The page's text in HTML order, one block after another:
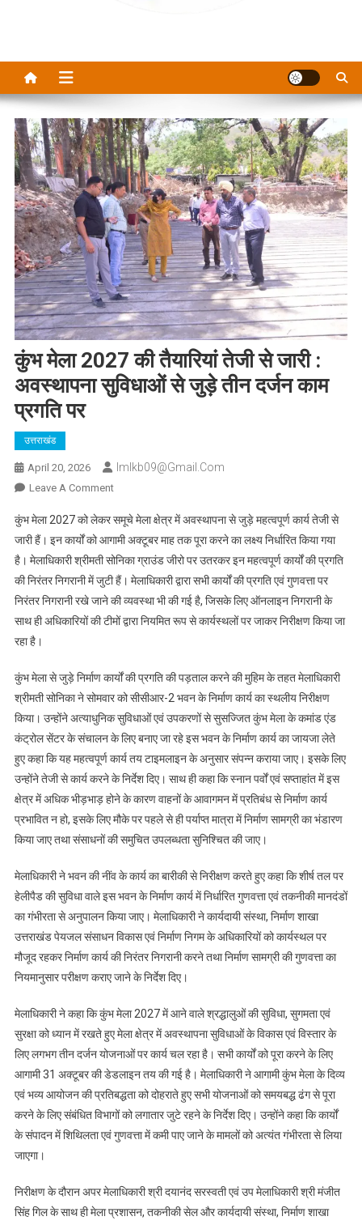
कुंभ मेला 2027 की तैयारियां तेजी से जारी :
अवस्थापना सुविधाओं से जुड़े तीन दर्जन काम
प्रगति पर
उत्तराखंड
April 20, 2026 Imlkb09@gmail.com
Leave A CommentOn
मेला
2027
की
तैयारियां
तेजी
से
अवस्थापना
सुविधाओं
जुड़े
दर्जन
काम
प्रगति
पर
कुंभ मेला 2027 को लेकर समूचे मेला क्षेत्र में अवस्थापना से जुड़े महत्वपूर्ण कार्य तेजी से
जारी हैं। इन कार्यों को आगामी अक्टूबर माह तक पूरा करने का लक्ष्य निर्धारित किया गया
है। मेलाधिकारी श्रीमती सोनिका ग्राउंड जीरो पर उतरकर इन महत्वपूर्ण कार्यों की प्रगति
की निरंतर निगरानी में जुटी हैं। मेलाधिकारी द्वारा सभी कार्यों की प्रगति एवं गुणवत्ता पर
निरंतर निगरानी रखे जाने की व्यवस्था भी की गई है, जिसके लिए ऑनलाइन निगरानी के
साथ ही अधिकारियों की टीमों द्वारा नियमित रूप से कार्यस्थलों पर जाकर निरीक्षण किया जा
रहा है।
कुंभ मेला से जुड़े निर्माण कार्यों की प्रगति की पड़ताल करने की मुहिम के तहत मेलाधिकारी
श्रीमती सोनिका ने सोमवार को सीसीआर-2 भवन के निर्माण कार्य का स्थलीय निरीक्षण
किया। उन्होंने अत्याधुनिक सुविधाओं एवं उपकरणों से सुसज्जित कुंभ मेला के कमांड एंड
कंट्रोल सेंटर के संचालन के लिए बनाए जा रहे इस भवन के निर्माण कार्य का जायजा लेते
हुए कहा कि यह महत्वपूर्ण कार्य तय टाइमलाइन के अनुसार संपन्न कराया जाए। इसके लिए
उन्होंने तेजी से कार्य करने के निर्देश दिए। साथ ही कहा कि स्नान पर्वों एवं सप्ताहांत में इस
क्षेत्र में अधिक भीड़भाड़ होने के कारण वाहनों के आवागमन में प्रतिबंध से निर्माण कार्य
प्रभावित न हो, इसके लिए मौके पर पहले से ही पर्याप्त मात्रा में निर्माण सामग्री का भंडारण
किया जाए तथा संसाधनों की समुचित उपलब्धता सुनिश्चित की जाए।
मेलाधिकारी ने भवन की नींव के कार्य का बारीकी से निरीक्षण करते हुए कहा कि शीर्ष तल पर
हेलीपैड की सुविधा वाले इस भवन के निर्माण कार्य में निर्धारित गुणवत्ता एवं तकनीकी मानदंडों
का गंभीरता से अनुपालन किया जाए। मेलाधिकारी ने कार्यदायी संस्था, निर्माण शाखा
उत्तराखंड पेयजल संसाधन विकास एवं निर्माण निगम के अधिकारियों को कार्यस्थल पर
मौजूद रहकर निर्माण कार्य की निरंतर निगरानी करने तथा निर्माण सामग्री की गुणवत्ता का
नियमानुसार परीक्षण कराए जाने के निर्देश दिए।
मेलाधिकारी ने कहा कि कुंभ मेला 2027 में आने वाले श्रद्धालुओं की सुविधा, सुगमता एवं
सुरक्षा को ध्यान में रखते हुए मेला क्षेत्र में अवस्थापना सुविधाओं के विकास एवं विस्तार के
लिए लगभग तीन दर्जन योजनाओं पर कार्य चल रहा है। सभी कार्यों को पूरा करने के लिए
आगामी 31 अक्टूबर की डेडलाइन तय की गई है। मेलाधिकारी ने आगामी कुंभ मेला के दिव्य
एवं भव्य आयोजन की प्रतिबद्धता को दोहराते हुए सभी योजनाओं को समयबद्ध ढंग से पूरा
करने के लिए संबंधित विभागों को लगातार जुटे रहने के निर्देश दिए। उन्होंने कहा कि कार्यों
के संपादन में शिथिलता एवं गुणवत्ता में कमी पाए जाने के मामलों को अत्यंत गंभीरता से लिया
जाएगा।
निरीक्षण के दौरान अपर मेलाधिकारी श्री दयानंद सरस्वती एवं उप मेलाधिकारी श्री मंजीत
सिंह गिल के साथ ही मेला प्रशासन, तकनीकी सेल और कार्यदायी संस्था, निर्माण शाखा